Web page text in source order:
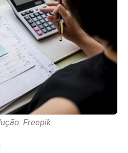
Freepik.